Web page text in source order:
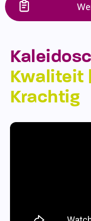
Kwaliteit
Krachtig